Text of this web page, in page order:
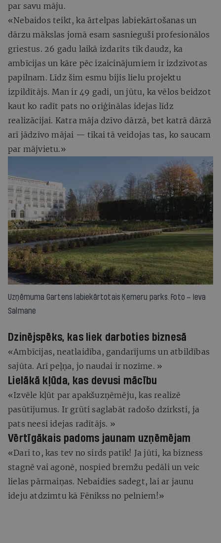
par savu māju.
«Nebaidos teikt, ka ārtelpas labiekārtošanas un
dārzu mākslas jomā esam sasnieguši profesionālos
griestus. 26 gadu laikā izdarīts tik daudz, ka
ambīcijas un kāre pēc izaicinājumiem ir izdzīvotas
papilnam. Līdz šim esmu bijis lielu projektu
izpildītājs. Man ir 49 gadi, un jūtu, ka vēlos beidzot
kaut ko radīt pats no oriģinālas idejas līdz
realizācijai. Katra māja dzīvo dārzā, bet katrā dārzā
arī jādzīvo mājai — tikai tā veidojas tas, ko saucam
par mājvietu.»
Uzņēmuma Gartens labiekārtotais Ķemeru parks. Foto – Ieva
Salmane
Dzinējspēks, kas liek darboties biznesā
«Ambīcijas, neatlaidība, gandarījums un atbildības
sajūta. Arī peļņa, jo naudai ir nozīme. »
Lielākā kļūda, kas devusi mācību
«Izvēle kļūt par apakšuzņēmēju, kas realizē
pasūtījumus. Ir grūti saglabāt radošo dzirksti, ja
pats neesi idejas radītājs. »
Vērtīgākais padoms jaunam uzņēmējam
«Dari to, kas tev no sirds patīk! Ja jūti, ka bizness
stagnē vai agonē, nospied bremžu pedāli un veic
lielas pārmaiņas. Nebaidies sadegt, lai ar jaunu
ideju atdzimtu kā Fēnikss no pelniem!»